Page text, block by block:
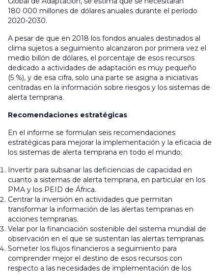
180 000 millones de dólares anuales durante el período
2020-2030.
A pesar de que en 2018 los fondos anuales destinados al
clima sujetos a seguimiento alcanzaron por primera vez el
medio billón de dólares, el porcentaje de esos recursos
dedicado a actividades de adaptación es muy pequeño
(5 %), y de esa cifra, solo una parte se asigna a iniciativas
centradas en la información sobre riesgos y los sistemas de
alerta temprana.
Recomendaciones estratégicas
En el informe se formulan seis recomendaciones
estratégicas para mejorar la implementación y la eficacia de
los sistemas de alerta temprana en todo el mundo:
Invertir para subsanar las deficiencias de capacidad en
cuanto a sistemas de alerta temprana, en particular en los
PMA y los PEID de África.
Centrar la inversión en actividades que permitan
transformar la información de las alertas tempranas en
acciones tempranas.
Velar por la financiación sostenible del sistema mundial de
observación en el que se sustentan las alertas tempranas.
Someter los flujos financieros a seguimiento para
comprender mejor el destino de esos recursos con
respecto a las necesidades de implementación de los